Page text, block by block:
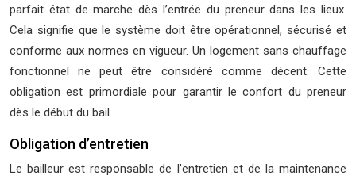
parfait état de marche dès l’entrée du preneur dans les lieux.
Cela signifie que le système doit être opérationnel, sécurisé et
conforme aux normes en vigueur. Un logement sans chauffage
fonctionnel ne peut être considéré comme décent. Cette
obligation est primordiale pour garantir le confort du preneur
dès le début du bail.
Obligation d’entretien
Le bailleur est responsable de l’entretien et de la maintenance